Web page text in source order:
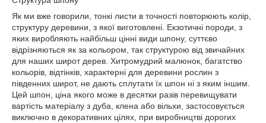
Як ми вже говорили, тонкі листи в точності повторюють колір,
структуру деревини, з якої виготовлені. Екзотичні породи, з
яких виробляють найбільш цінні види шпону, суттєво
відрізняються як за кольором, так структурою від звичайних
для наших широт дерев. Хитромудрий малюнок, багатство
кольорів, відтінків, характерні для деревини рослин з
південних широт, не дають сплутати їх шпон ні з яким іншим.
Цей шпон, ціна якого може в десятки разів перевищувати
вартість матеріалу з дуба, клена або вільхи, застосовується
виключно в декоративних цілях, при виробництві дорогих